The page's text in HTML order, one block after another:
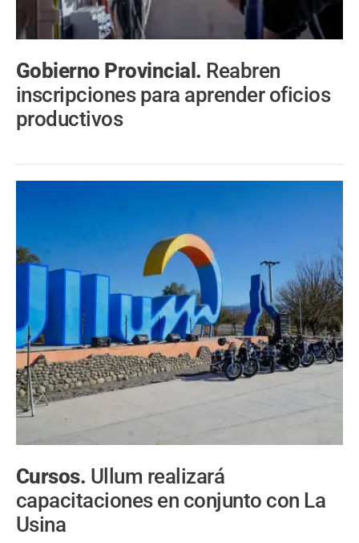
Gobierno Provincial. Reabren
inscripciones para aprender oficios
productivos
Cursos. Ullum realizará
capacitaciones en conjunto con La
Usina